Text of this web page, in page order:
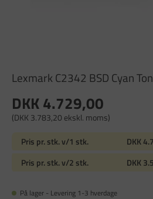
Lexmark C2342 BSD Cyan
DKK 4.729,00
(DKK 3.783,20 ekskl. moms)
Pris pr. stk. v/1 stk.
DKK
Pris pr. stk. v/2 stk.
DKK
På lager - Levering 1-3 hverdage